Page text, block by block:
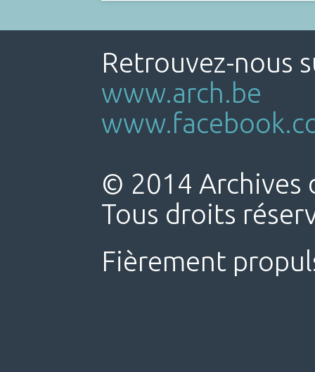
Retrouvez-nous
www.arch.be
© 2014 Archives
Tous droits
Fièrement